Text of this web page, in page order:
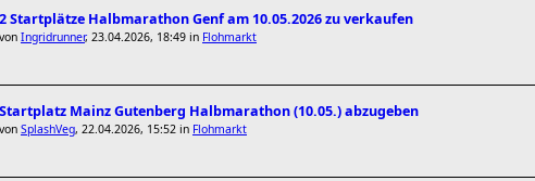
2 Startplätze Halbmarathon Genf am 10.05.2026 zu verkaufen
von Ingridrunner, 23.04.2026, 18:49 in Flohmarkt
Startplatz Mainz Gutenberg Halbmarathon (10.05.) abzugeben
von SplashVeg, 22.04.2026, 15:52 in Flohmarkt